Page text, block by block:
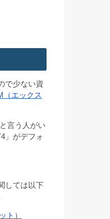
で少ない資
（エックス
と言う人がい
」がデフォ
しては以下
ト）